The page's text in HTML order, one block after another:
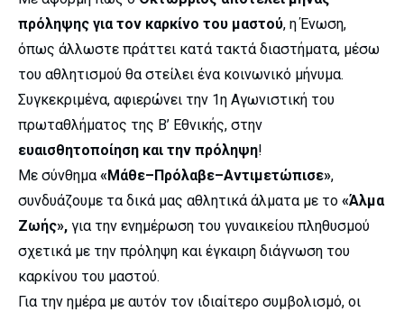
πρόληψης για τον καρκίνο του μαστού, η Ένωση,
όπως άλλωστε πράττει κατά τακτά διαστήματα, μέσω
του αθλητισμού θα στείλει ένα κοινωνικό μήνυμα.
Συγκεκριμένα, αφιερώνει την 1η Αγωνιστική του
πρωταθλήματος της Β’ Εθνικής, στην
ευαισθητοποίηση και την πρόληψη!
Με σύνθημα«Μάθε–Πρόλαβε–Αντιμετώπισε»,
συνδυάζουμε τα δικά μας αθλητικά άλματα με το «Άλμα
Ζωής», για την ενημέρωση του γυναικείου πληθυσμού
σχετικά με την πρόληψη και έγκαιρη διάγνωση του
καρκίνου του μαστού.
Για την ημέρα με αυτόν τον ιδιαίτερο συμβολισμό, οι